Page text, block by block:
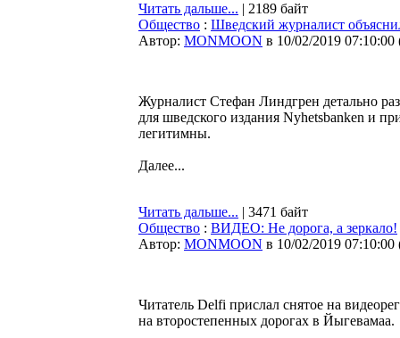
Читать дальше... | 2189 байт
Общество : Шведский журналист
Автор: MONMOON в 10/02/2019 07:10:00
Журналист Стефан Линдгрен детально
для шведского издания Nyhetsbanken и
легитимны.
Далее...
Читать дальше... | 3471 байт
Общество : ВИДЕО: Не дорога, а зеркало!
Автор: MONMOON в 10/02/2019 07:10:00
Читатель Delfi прислал снятое на
на второстепенных дорогах в Йыгевамаа.